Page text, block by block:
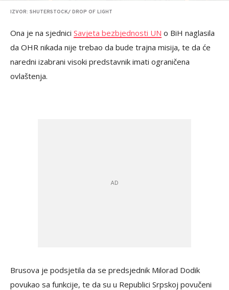
IZVOR: SHUTERSTOCK/ DROP OF LIGHT
Ona je na sjednici Savjeta bezbjednosti UN o BiH naglasila
da OHR nikada nije trebao da bude trajna misija, te da će
naredni izabrani visoki predstavnik imati ograničena
ovlaštenja.
Brusova je podsjetila da se predsjednik Milorad Dodik
povukao sa funkcije, te da su u Republici Srpskoj povučeni